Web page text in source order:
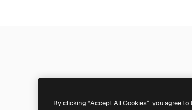
By clicking “Accept All Cookies”, you agree